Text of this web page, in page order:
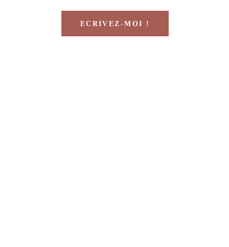
ECRIVEZ-MOI !